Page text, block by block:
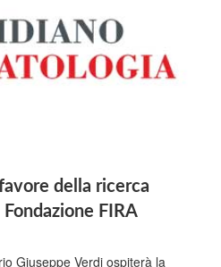
della ricerca
FIRA
Giuseppe Verdi ospiterà la